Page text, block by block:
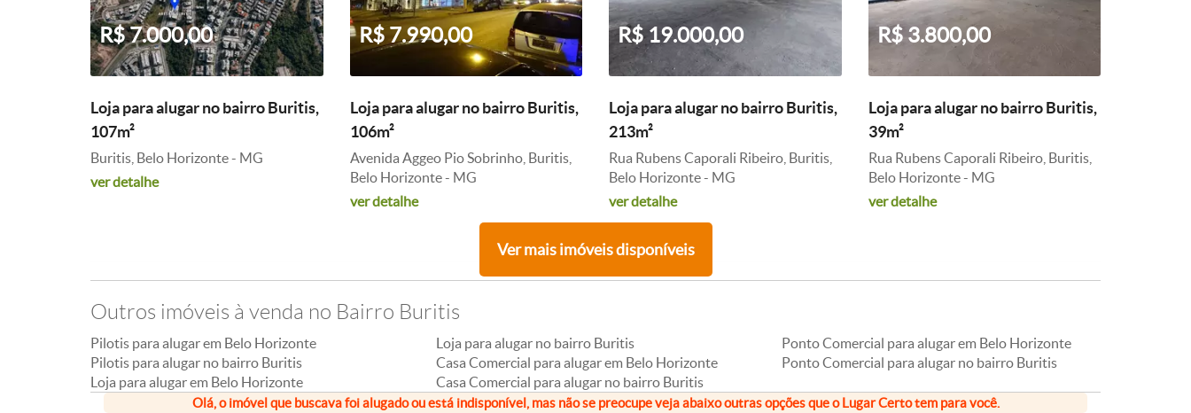
R$ 7.000,00
Loja para alugar no bairro Buritis,
107m²
Buritis, Belo Horizonte - MG
ver detalhe
R$ 7.990,00
Loja para alugar no bairro Buritis,
106m²
Avenida Aggeo Pio Sobrinho, Buritis,
Belo Horizonte - MG
ver detalhe
R$ 19.000,00
Loja para alugar no bairro Buritis,
213m²
Rua Rubens Caporali Ribeiro, Buritis,
Belo Horizonte - MG
ver detalhe
R$ 3.800,00
Loja para alugar no bairro Buritis,
39m²
Rua Rubens Caporali Ribeiro, Buritis,
Belo Horizonte - MG
ver detalhe
Ver mais imóveis disponíveis
Outros imóveis à venda no Bairro Buritis
Pilotis para alugar em Belo Horizonte
Pilotis para alugar no bairro Buritis
Loja para alugar em Belo Horizonte
Loja para alugar no bairro Buritis
Casa Comercial para alugar em Belo Horizonte
Casa Comercial para alugar no bairro Buritis
Ponto Comercial para alugar em Belo Horizonte
Ponto Comercial para alugar no bairro Buritis
Olá, o imóvel que buscava foi alugado ou está indisponível, mas não se preocupe veja abaixo outras opções que o Lugar Certo tem para você.